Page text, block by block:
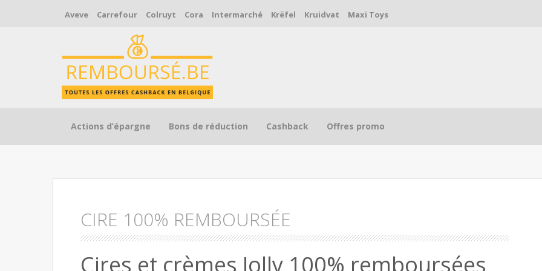
Aveve Carrefour Colruyt Cora Intermarché Krëfel Kruidvat Maxi Toys
Skip to content
Actions d’épargne Bons de réduction Cashback Offres promo
CIRE 100% REMBOURSÉE
Cires et crèmes Jolly 100% remboursées